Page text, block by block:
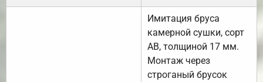
Имитация бруса
камерной сушки, сорт
АВ, толщиной 17 мм.
Монтаж через
строганый брусок